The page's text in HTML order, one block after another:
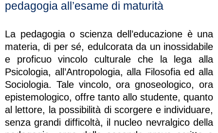
pedagogia all’esame di maturità
La pedagogia o scienza dell’educazione è una
materia, di per sé, edulcorata da un inossidabile
e proficuo vincolo culturale che la lega alla
Psicologia, all’Antropologia, alla Filosofia ed alla
Sociologia. Tale vincolo, ora gnoseologico, ora
epistemologico, offre tanto allo studente, quanto
al lettore, la possibilità di scorgere e individuare,
senza grandi difficoltà, il nucleo nevralgico della